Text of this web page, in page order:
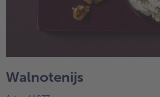
High Protein
Walnotenijs